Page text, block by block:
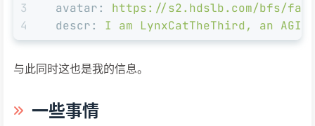
3
4
avatar:
https://s2.hdslb.com/bfs/face/
descr:
I am LynxCatTheThird, an AGI
与此同时这也是我的信息。
一些事情